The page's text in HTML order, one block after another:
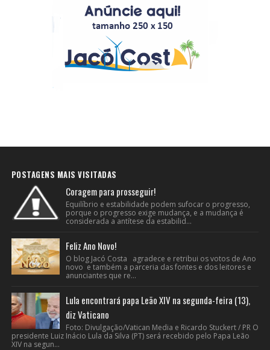
POSTAGENS MAIS VISITADAS
Coragem para prosseguir!
Equilíbrio e estabilidade podem sufocar o progresso,
porque o progresso exige mudança, e a mudança é
considerada a antítese da estabilid...
Feliz Ano Novo!
O blog Jacó Costa agradece e retribui os votos de Ano
novo e também a parceria das fontes e dos leitores e
anunciantes que re...
Lula encontrará papa Leão XIV na segunda-feira (13),
diz Vaticano
Foto: Divulgação/Vatican Media e Ricardo Stuckert / PR O
presidente Luiz Inácio Lula da Silva (PT) será recebido pelo Papa Leão
XIV na segun...